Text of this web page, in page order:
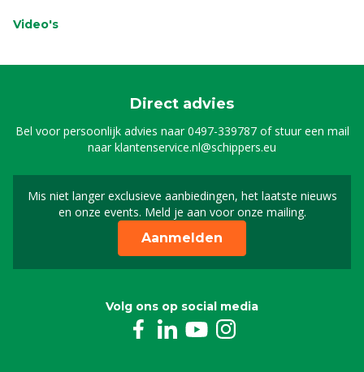
Video's
Direct advies
Bel voor persoonlijk advies naar0497-339787of stuur een mail
naarklantenservice.nl@schippers.eu
Mis niet langer exclusieve aanbiedingen, het laatste nieuws
en onze events. Meld je aan voor onze mailing.
Schrijf je in voor onze
Aanmelden
Volg ons op social media